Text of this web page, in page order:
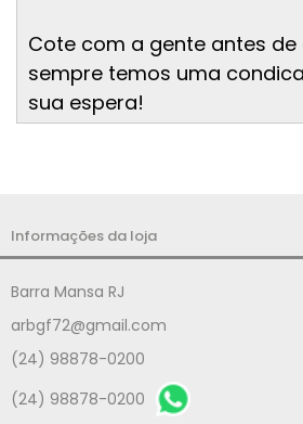
Cote com a gente antes
sempre temos uma
sua espera!
Informações da loja
Barra Mansa RJ
arbgf72@gmail.com
(24) 98878-0200
(24) 98878-0200